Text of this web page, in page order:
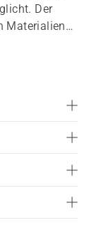
Der
Materialien